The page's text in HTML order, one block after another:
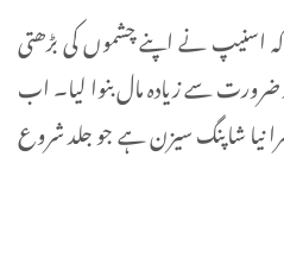
اسنیپ نے اپنے چشموں کی بڑھتی
ضرورت سے زیادہ مال بنوا لیا۔ اب
نیا شاپنگ سیزن ہے جو جلد شروع